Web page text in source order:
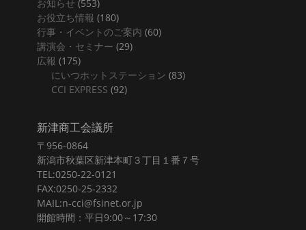
お知らせ (553)
お役立ち情報 (180)
行事・イベントのご案内 (60)
講演会・セミナー (29)
広報 (175)
にいつホットステーション (83)
CCI EXPRESS (92)
新津商工会議所
〒956-0864
新潟市秋葉区新津本町３丁目１番７号
TEL:0250-22-0121
FAX:0250-25-2332
MAIL:n-cci@fsinet.or.jp
開館時間：平日9:00～17:30